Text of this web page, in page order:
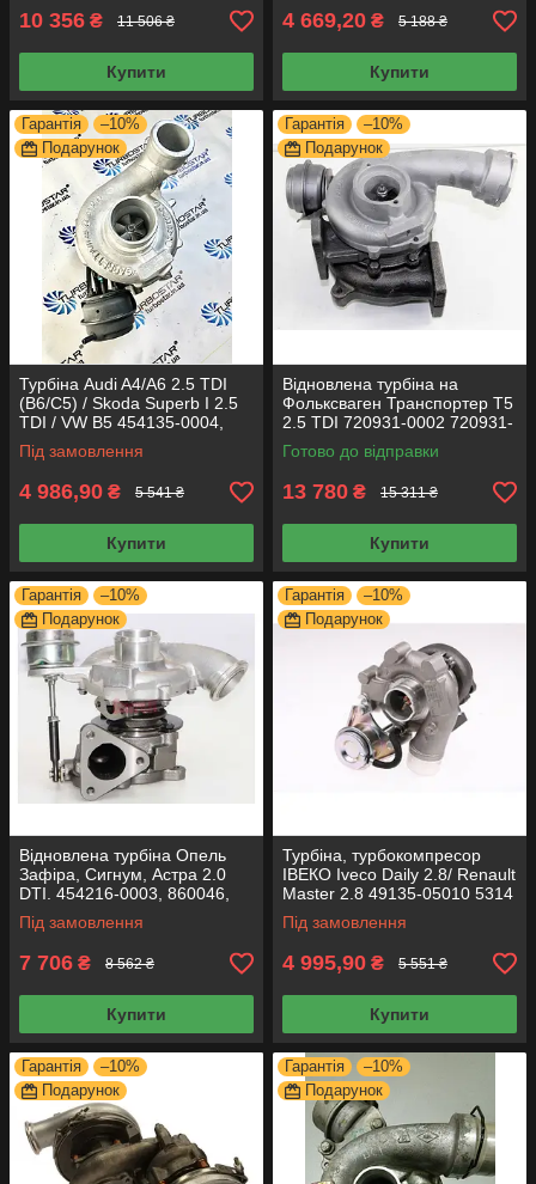
10 356 ₴ 11 506 ₴
Купити
4 669,20 ₴ 5 188 ₴
Купити
Гарантія
–10%
Подарунок
Турбіна Audi A4/A6 2.5 TDI
(B6/C5) / Skoda Superb I 2.5
TDI / VW B5 454135-0004,
454135-0001, 454135-0002
Під замовлення
4 986,90 ₴ 5 541 ₴
Купити
Гарантія
–10%
Подарунок
Відновлена турбіна на
Фольксваген Транспортер Т5
2.5 TDI 720931-0002 720931-
5004S 070145701H
Готово до відправки
13 780 ₴ 15 311 ₴
Купити
Гарантія
–10%
Подарунок
Відновлена турбіна Опель
Зафіра, Сигнум, Астра 2.0
DTI. 454216-0003, 860046,
860027, 24442214, 90570506
Під замовлення
7 706 ₴ 8 562 ₴
Купити
Гарантія
–10%
Подарунок
Турбіна, турбокомпресор
ІВЕКО Iveco Daily 2.8/ Renault
Master 2.8 49135-05010 5314
988 6445 99450704
Під замовлення
4 995,90 ₴ 5 551 ₴
Купити
Гарантія
–10%
Подарунок
Гарантія
–10%
Подарунок